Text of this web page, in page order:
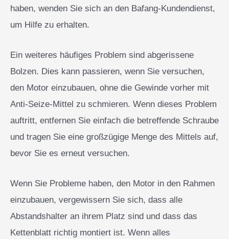
haben, wenden Sie sich an den Bafang-Kundendienst,
um Hilfe zu erhalten.
Ein weiteres häufiges Problem sind abgerissene
Bolzen. Dies kann passieren, wenn Sie versuchen,
den Motor einzubauen, ohne die Gewinde vorher mit
Anti-Seize-Mittel zu schmieren. Wenn dieses Problem
auftritt, entfernen Sie einfach die betreffende Schraube
und tragen Sie eine großzügige Menge des Mittels auf,
bevor Sie es erneut versuchen.
Wenn Sie Probleme haben, den Motor in den Rahmen
einzubauen, vergewissern Sie sich, dass alle
Abstandshalter an ihrem Platz sind und dass das
Kettenblatt richtig montiert ist. Wenn alles